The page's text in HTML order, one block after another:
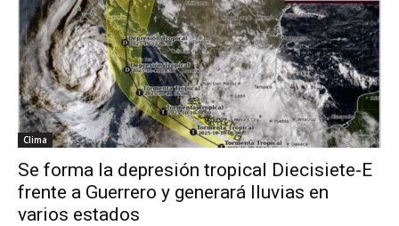
Clima
Se forma la depresión tropical Diecisiete-E
frente a Guerrero y generará lluvias en
varios estados